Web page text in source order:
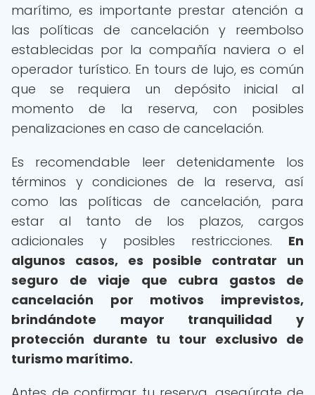
marítimo, es importante prestar atención a
las políticas de cancelación y reembolso
establecidas por la compañía naviera o el
operador turístico. En tours de lujo, es común
que se requiera un depósito inicial al
momento de la reserva, con posibles
penalizaciones en caso de cancelación.
Es recomendable leer detenidamente los
términos y condiciones de la reserva, así
como las políticas de cancelación, para
estar al tanto de los plazos, cargos
adicionales y posibles restricciones. En
algunos casos, es posible contratar un
seguro de viaje que cubra gastos de
cancelación por motivos imprevistos,
brindándote mayor tranquilidad y
protección durante tu tour exclusivo de
turismo marítimo.